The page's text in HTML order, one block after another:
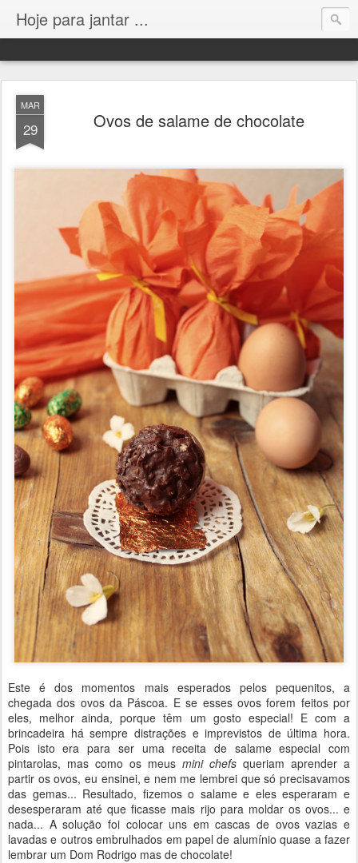
Hoje para jantar ...
MAR
29 Ovos de salame de chocolate
Este é dos momentos mais esperados pelos pequenitos, a
chegada dos ovos da Páscoa. E se esses ovos forem feitos por
eles, melhor ainda, porque têm um gosto especial! E com a
brincadeira há sempre distrações e imprevistos de última hora.
Pois isto era para ser uma receita de salame especial com
pintarolas, mas como os meus mini chefs queriam aprender a
partir os ovos, eu ensinei, e nem me lembrei que só precisavamos
das gemas... Resultado, fizemos o salame e eles esperaram e
desesperaram até que ficasse mais rijo para moldar os ovos... e
nada... A solução foi colocar uns em cascas de ovos vazias e
lavadas e outros embrulhados em papel de alumínio quase a fazer
lembrar um Dom Rodrigo mas de chocolate!